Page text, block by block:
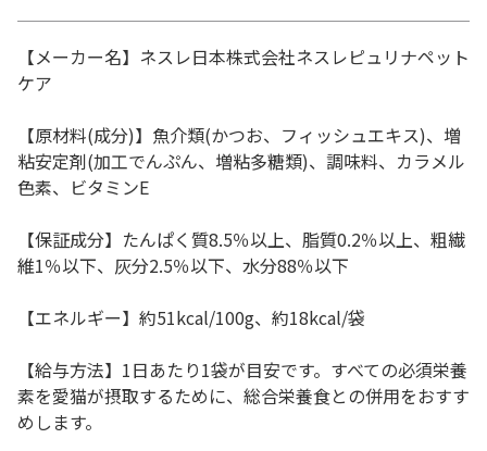
【メーカー名】ネスレ日本株式会社ネスレピュリナペット
ケア
【原材料(成分)】魚介類(かつお、フィッシュエキス)、増
粘安定剤(加工でんぷん、増粘多糖類)、調味料、カラメル
色素、ビタミンE
【保証成分】たんぱく質8.5％以上、脂質0.2％以上、粗繊
維1％以下、灰分2.5％以下、水分88％以下
【エネルギー】約51kcal/100g、約18kcal/袋
【給与方法】1日あたり1袋が目安です。すべての必須栄養
素を愛猫が摂取するために、総合栄養食との併用をおすす
めします。